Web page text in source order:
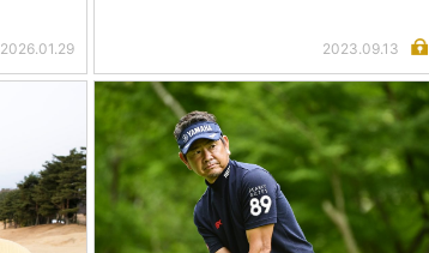
2026.01.29 2023.09.13